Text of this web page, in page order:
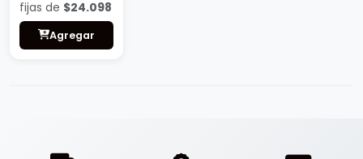
fijas de $24.098
Agregar